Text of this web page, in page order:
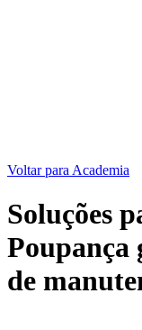
Voltar para Academia
Soluções
Poupança
de